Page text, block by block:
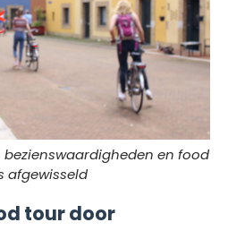
en food
afgewisseld
tour door